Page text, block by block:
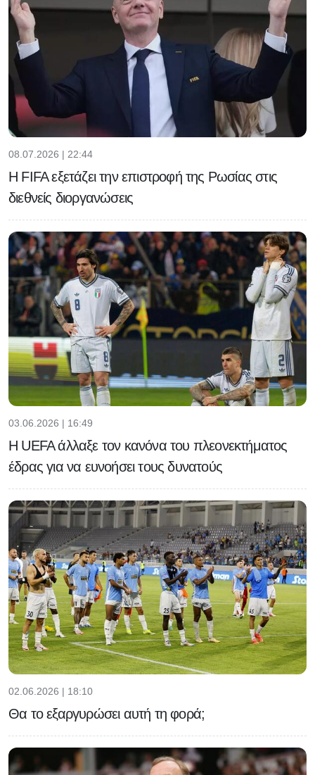
08.07.2026 | 22:44
Η FIFA εξετάζει την επιστροφή της Ρωσίας στις
διεθνείς διοργανώσεις
03.06.2026 | 16:49
H UEFA άλλαξε τον κανόνα του πλεονεκτήματος
έδρας για να ευνοήσει τους δυνατούς
02.06.2026 | 18:10
Θα το εξαργυρώσει αυτή τη φορά;